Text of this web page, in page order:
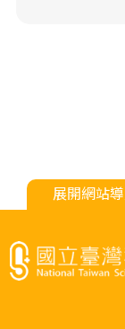
展開網站